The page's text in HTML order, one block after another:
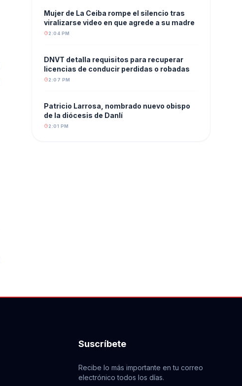
Mujer de La Ceiba rompe el silencio tras
viralizarse video en que agrede a su madre
2:04 PM
DNVT detalla requisitos para recuperar
licencias de conducir perdidas o robadas
2:07 PM
Patricio Larrosa, nombrado nuevo obispo
de la diócesis de Danlí
2:01 PM
Suscríbete
Recibe lo más importante en tu correo
electrónico todos los días.